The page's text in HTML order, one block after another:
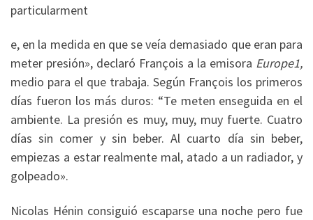
particularment
e, en la medida en que se veía demasiado que eran para
meter presión», declaró François a la emisora Europe1,
medio para el que trabaja. Según François los primeros
días fueron los más duros: “Te meten enseguida en el
ambiente. La presión es muy, muy, muy fuerte. Cuatro
días sin comer y sin beber. Al cuarto día sin beber,
empiezas a estar realmente mal, atado a un radiador, y
golpeado».
Nicolas Hénin consiguió escaparse una noche pero fue